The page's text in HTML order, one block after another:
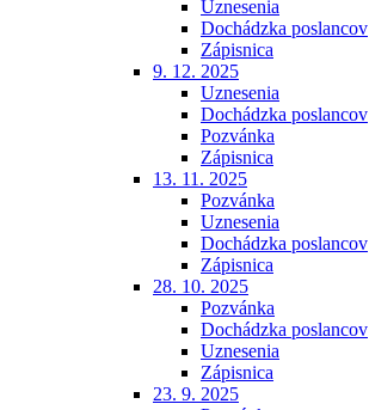
Uznesenia
Dochádzka poslancov
Zápisnica
9. 12. 2025
Uznesenia
Dochádzka poslancov
Pozvánka
Zápisnica
13. 11. 2025
Pozvánka
Uznesenia
Dochádzka poslancov
Zápisnica
28. 10. 2025
Pozvánka
Dochádzka poslancov
Uznesenia
Zápisnica
23. 9. 2025